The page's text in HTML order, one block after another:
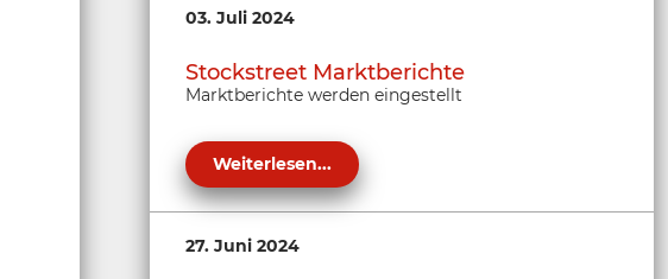
03. Juli 2024
Stockstreet Marktberichte
Marktberichte werden eingestellt
Weiterlesen...
27. Juni 2024